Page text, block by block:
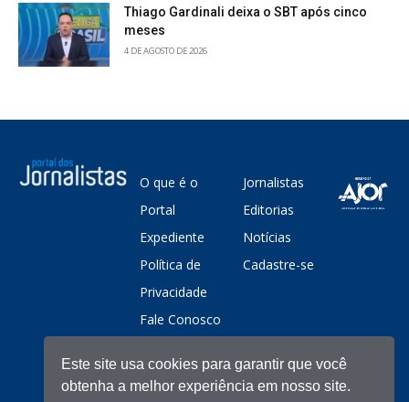
Thiago Gardinali deixa o SBT após cinco
meses
4 DE AGOSTO DE 2026
O que é o
Portal
Expediente
Política de
Privacidade
Fale Conosco
Jornalistas
Editorias
Notícias
Cadastre-se
Este site usa cookies para garantir que você
obtenha a melhor experiência em nosso site.